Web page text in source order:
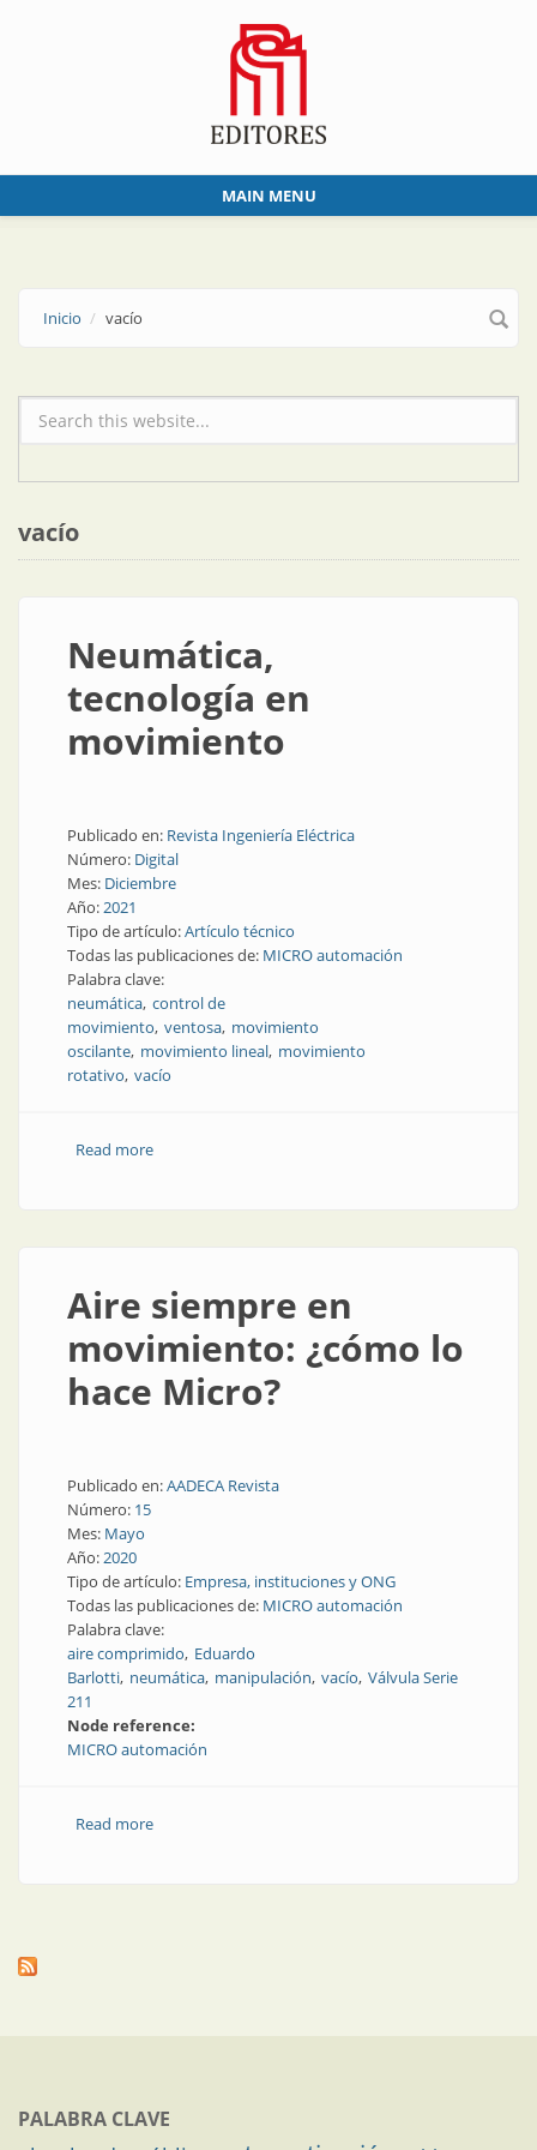
MAIN MENU
Inicio vacío
Formulario de búsqueda
vacío
Neumática,
tecnología en
movimiento
Publicado en: Revista Ingeniería Eléctrica
Número: Digital
Mes: Diciembre
Año:2021
Tipo de artículo:Artículo técnico
Todas las publicaciones de: MICRO automación
Palabra clave:
neumática control de
movimiento ventosa movimiento
oscilante movimiento lineal movimiento
rotativo vacío
Read moreabout Neumática, tecnología en movimiento
Aire siempre en
movimiento: ¿cómo lo
hace Micro?
Publicado en:AADECA Revista
Número: 15
Mes: Mayo
Año:2020
Tipo de artículo: Empresa, instituciones y ONG
Todas las publicaciones de: MICRO automación
Palabra clave:
aire comprimido Eduardo
Barlotti neumática manipulación vacío Válvula Serie
211
Node reference:
MICRO automación
Read moreabout Aire siempre en movimiento: ¿cómo lo hace
PALABRA CLAVE